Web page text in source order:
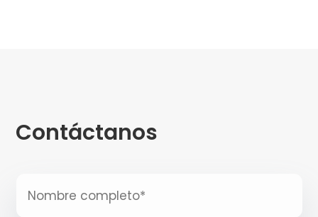
Contáctanos